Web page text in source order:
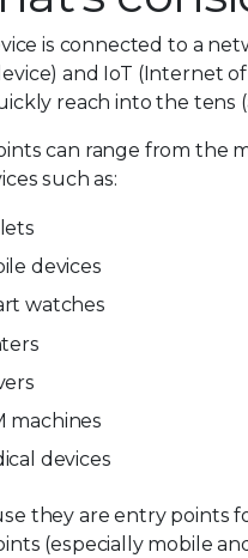
is connected to a
and IoT (Internet
reach into the tens
can range from the
such as:
devices
watches
machines
devices
they are entry points
(especially mobile